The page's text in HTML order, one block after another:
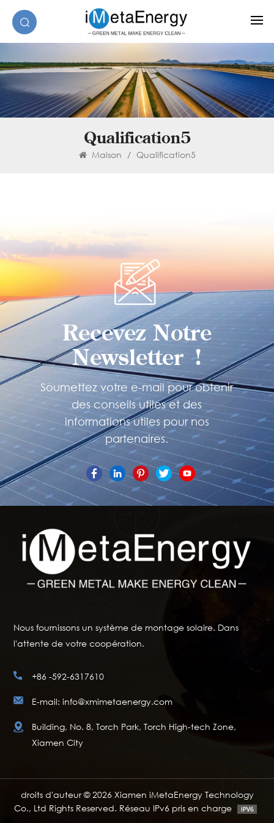
Qualification5
Maison / Qualification5
Recevez Notre
Newsletter !
Soumettez votre e-mail pour obtenir
des conseils utiles et des
informations utiles pour nos
partenaires.
Nous fournissons un système de montage solaire. Dans
l'attente de votre coopération.
+86 -592-6317610
E-mail: info@xmimetaenergy.com
Building, No. 8, Torch Park, Torch High-tech Zone,
Xiamen City
droits d'auteur © 2026 Xiamen iMetaEnergy Technology
Co., Ltd Rights Reserved. Réseau IPv6 pris en charge